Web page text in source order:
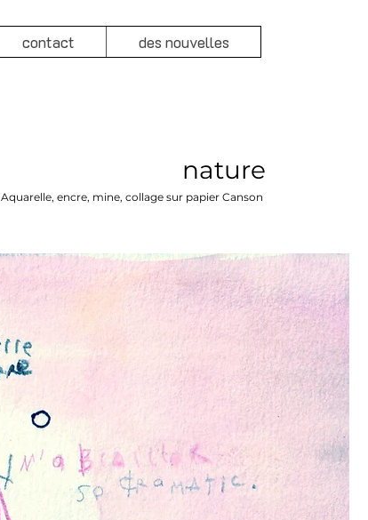
contact des nouvelles
nature
Aquarelle, encre, mine, collage sur papier Canson